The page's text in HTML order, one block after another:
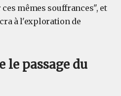
mêmes souffrances", et
à l'exploration de
le passage du